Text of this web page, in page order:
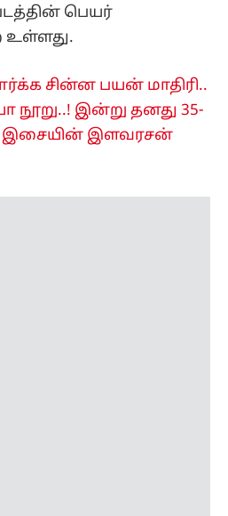
பெயர்
உள்ளது.
சின்ன பயன் மாதிரி..
இன்று தனது 35-
இசையின் இளவரசன்